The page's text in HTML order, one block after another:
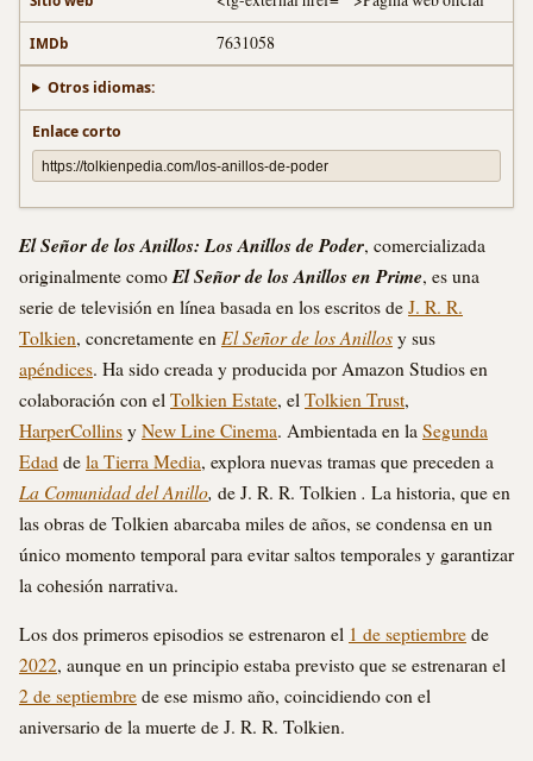
IMDb 7631058
Otros idiomas:
Enlace corto
El Señor de los Anillos: Los Anillos de Poder, comercializada
originalmente como El Señor de los Anillos en Prime, es una
serie de televisión en línea basada en los escritos de J. R. R.
Tolkien, concretamente en El Señor de los Anillos y sus
apéndices. Ha sido creada y producida por Amazon Studios en
colaboración con el Tolkien Estate, el Tolkien Trust,
HarperCollins y New Line Cinema. Ambientada en la Segunda
Edad de la Tierra Media, explora nuevas tramas que preceden a
La Comunidad del Anillo, de J. R. R. Tolkien . La historia, que en
las obras de Tolkien abarcaba miles de años, se condensa en un
único momento temporal para evitar saltos temporales y garantizar
la cohesión narrativa.
Los dos primeros episodios se estrenaron el 1 de septiembre de
2022, aunque en un principio estaba previsto que se estrenaran el
2 de septiembre de ese mismo año, coincidiendo con el
aniversario de la muerte de J. R. R. Tolkien.